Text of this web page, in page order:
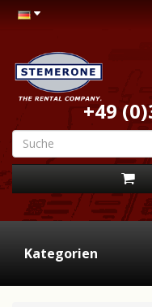
+49
Kategorien